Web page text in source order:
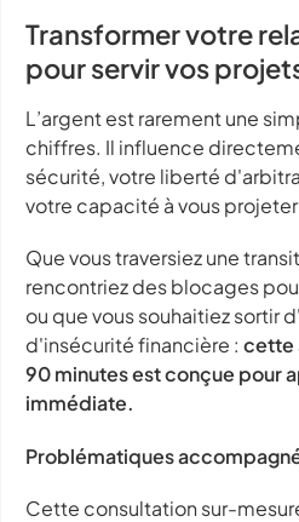
Transformer votre
pour servir vos
L’argent est rarement une
chiffres. Il influence
sécurité, votre liberté
votre capacité à vous projeter
Que vous traversiez une
rencontriez des blocages
ou que vous souhaitiez sortir
d'insécurité financière : cette
90 minutes est conçue pour
immédiate.
Problématiques
Cette consultation sur-